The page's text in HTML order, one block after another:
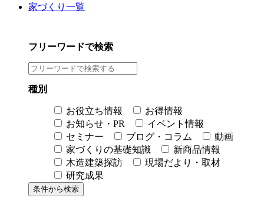
家づくり一覧
フリーワードで検索
種別
お役立ち情報
お得情報
お知らせ・PR
イベント情報
セミナー
ブログ・コラム
動画
家づくりの基礎知識
新商品情報
木造建築探訪
現場だより・取材
研究成果